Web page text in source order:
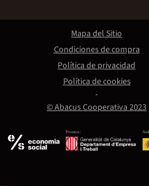
Promou:
© Abacus Cooperativa 2023
Mapa del Sitio
Condiciones de compra
Política de privacidad
Política de cookies